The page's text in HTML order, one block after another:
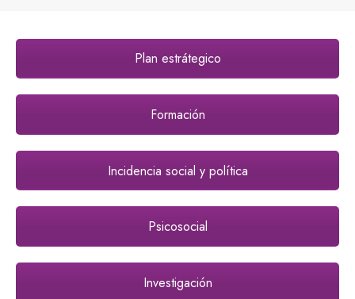
Plan estrátegico
Formación
Incidencia social y política
Psicosocial
Investigación